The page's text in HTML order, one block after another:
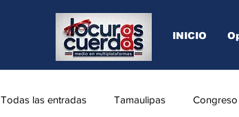
INICIO
Todas las entradas Tamaulipas